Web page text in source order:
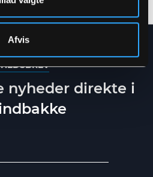
Afvis
nyheder direkte i